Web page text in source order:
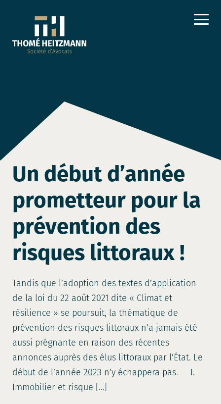
Un début d’année
prometteur pour la
prévention des
risques littoraux !
Tandis que l’adoption des textes d’application
de la loi du 22 août 2021 dite « Climat et
résilience » se poursuit, la thématique de
prévention des risques littoraux n’a jamais été
aussi prégnante en raison des récentes
annonces auprès des élus littoraux par l’État. Le
début de l’année 2023 n’y échappera pas. I.
Immobilier et risque […]